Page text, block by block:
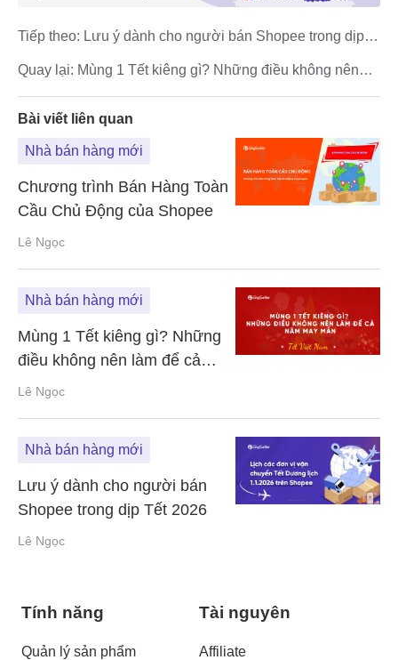
Quay lại: Mùng 1 Tết kiêng gì? Những điều không nên
Tiếp theo: Lưu ý dành cho người bán Shopee trong dịp
Bài viết liên quan
Nhà bán hàng mới
Chương trình Bán Hàng Toàn
Cầu Chủ Động của Shopee
Lê Ngọc
Nhà bán hàng mới
Mùng 1 Tết kiêng gì? Những
điều không nên làm để cả
năm may mắn
Lê Ngọc
Nhà bán hàng mới
Lưu ý dành cho người bán
Shopee trong dịp Tết 2026
Lê Ngọc
Tính năng
Quản lý sản phẩm
Tài nguyên
Affiliate